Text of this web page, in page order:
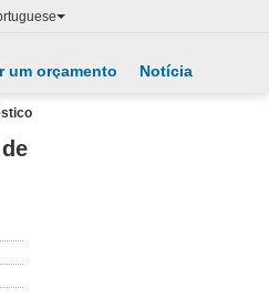
um orçamento Notícia